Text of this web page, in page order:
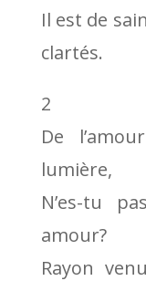
Il est de
clartés.
2
De
lumière,
N’es-tu
amour?
Rayon